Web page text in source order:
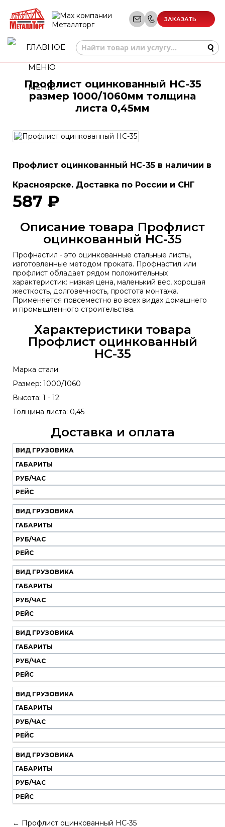
ЗАКАЗАТЬ
МЕНЮ
Профлист оцинкованный НС-35
размер 1000/1060мм толщина
листа 0,45мм
Профлист оцинкованный НС-35 в наличии в
Красноярске. Доставка по России и СНГ
587 ₽
Описание товара Профлист
оцинкованный НС-35
Профнастил - это оцинкованные стальные листы,
изготовленные методом проката. Профнастил или
профлист обладает рядом положительных
характеристик: низкая цена, маленький вес, хорошая
жесткость, долговечность, простота монтажа.
Применяется повсеместно во всех видах домашнего
и промышленного строительства.
Характеристики товара
Профлист оцинкованный
НС-35
Марка стали:
Размер: 1000/1060
Высота: 1 - 12
Толщина листа: 0,45
Доставка и оплата
Наш
транспорт
Вид
грузовика
Габариты
Руб/
час
Рейс
ВИД ГРУЗОВИКА
ГАБАРИТЫ
РУБ/ЧАС
РЕЙС
ВИД ГРУЗОВИКА
ГАБАРИТЫ
РУБ/ЧАС
РЕЙС
ВИД ГРУЗОВИКА
ГАБАРИТЫ
РУБ/ЧАС
РЕЙС
ВИД ГРУЗОВИКА
ГАБАРИТЫ
РУБ/ЧАС
РЕЙС
ВИД ГРУЗОВИКА
ГАБАРИТЫ
РУБ/ЧАС
РЕЙС
ВИД ГРУЗОВИКА
ГАБАРИТЫ
РУБ/ЧАС
РЕЙС
← Профлист оцинкованный НС-35